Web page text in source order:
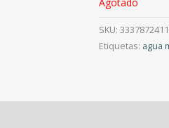
SKU:
Etiquetas: agua